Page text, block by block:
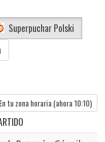
Superpuchar Polski
En tu zona horaria (ahora 10:10)